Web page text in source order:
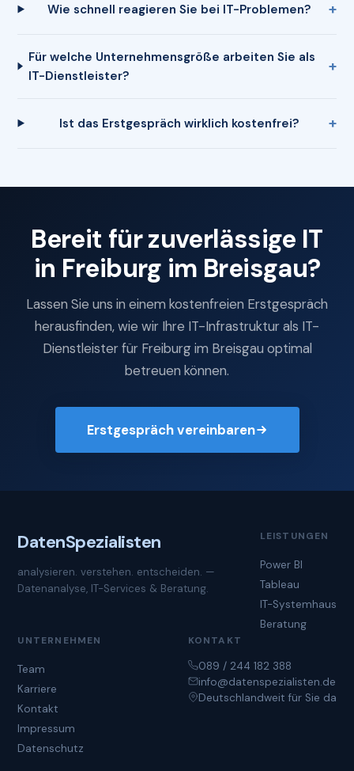
Wie schnell reagieren Sie bei IT-Problemen?
Für welche Unternehmensgröße arbeiten Sie als
IT-Dienstleister?
Ist das Erstgespräch wirklich kostenfrei?
Bereit für zuverlässige IT
in Freiburg im Breisgau?
Lassen Sie uns in einem kostenfreien Erstgespräch
herausfinden, wie wir Ihre IT-Infrastruktur als IT-
Dienstleister für Freiburg im Breisgau optimal
betreuen können.
Erstgespräch vereinbaren
DatenSpezialisten
analysieren. verstehen. entscheiden. —
Datenanalyse, IT-Services & Beratung.
LEISTUNGEN
Power BI
Tableau
IT-Systemhaus
Beratung
UNTERNEHMEN
Team
Karriere
Kontakt
Impressum
Datenschutz
KONTAKT
089 / 244 182 388
info@datenspezialisten.de
Deutschlandweit für Sie da